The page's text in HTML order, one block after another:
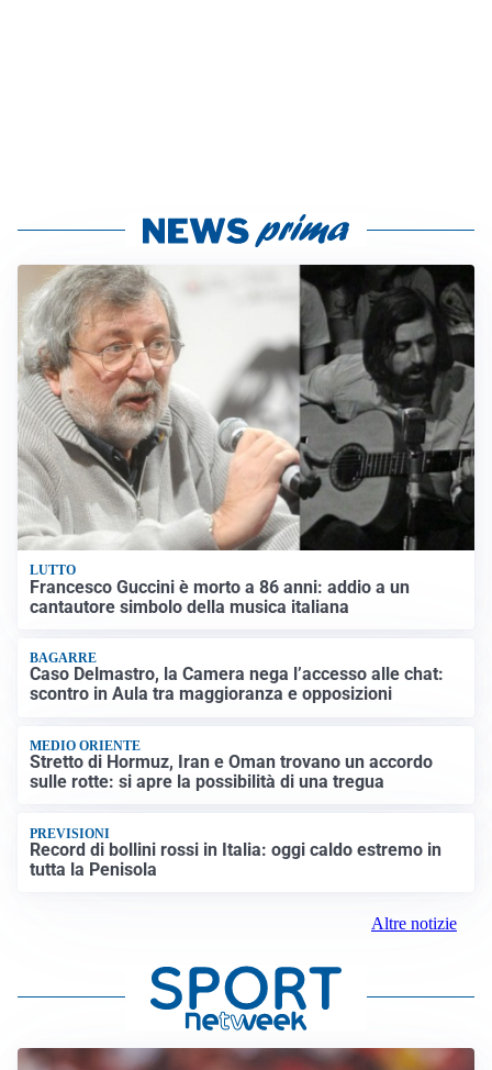
LUTTO
Francesco Guccini è morto a 86 anni: addio a un
cantautore simbolo della musica italiana
BAGARRE
Caso Delmastro, la Camera nega l’accesso alle chat:
scontro in Aula tra maggioranza e opposizioni
MEDIO ORIENTE
Stretto di Hormuz, Iran e Oman trovano un accordo
sulle rotte: si apre la possibilità di una tregua
PREVISIONI
Record di bollini rossi in Italia: oggi caldo estremo in
tutta la Penisola
Altre notizie